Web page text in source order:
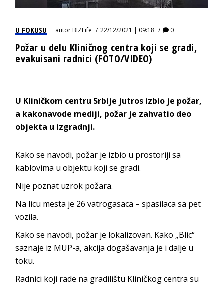
U FOKUSU autorBIZLife 22/12/2021 | 09:18 0
Požar u delu Kliničnog centra koji se gradi,
evakuisani radnici (FOTO/VIDEO)
U Kliničkom centru Srbije jutros izbio je požar,
a kakonavode mediji, požar je zahvatio deo
objekta u izgradnji.
Kako se navodi, požar je izbio u prostoriji sa
kablovima u objektu koji se gradi.
Nije poznat uzrok požara.
Na licu mesta je 26 vatrogasaca – spasilaca sa pet
vozila.
Kako se navodi, požar je lokalizovan. Kako „Blic“
saznaje iz MUP-a, akcija dogašavanja je i dalje u
toku.
Radnici koji rade na gradilištu Kliničkog centra su